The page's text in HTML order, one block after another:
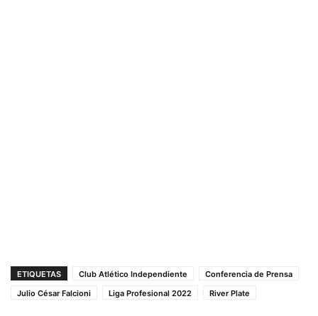
ETIQUETAS Club Atlético Independiente
Conferencia de Prensa
Julio César Falcioni
Liga Profesional 2022 River Plate